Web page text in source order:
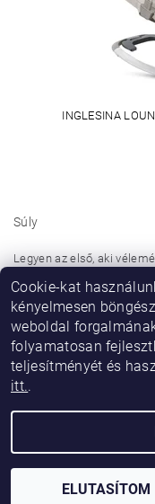
INGLESINA
Súly
Legyen az első, aki
Hozzászólás
2026 ©
Cookie-kat
kényelmesen
weboldal
folyamatosan
teljesítményét és
itt..
ELUTASÍTOM